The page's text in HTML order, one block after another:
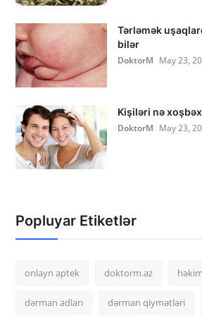
Tərləmək
bilər
DoktorM May 23,
Kişiləri nə
DoktorM May 23,
Popluyar Etiketlər
onlayn aptek doktorm.az
dərman adları dərman qiymətləri